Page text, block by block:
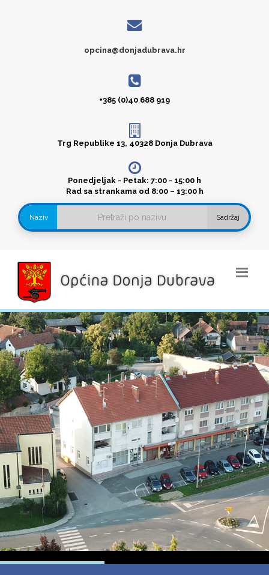
opcina@donjadubrava.hr
+385 (0)40 688 919
Trg Republike 13, 40328 Donja Dubrava
Ponedjeljak - Petak: 7:00 - 15:00 h
Rad sa strankama od 8:00 – 13:00 h
Naziv Sadržaj